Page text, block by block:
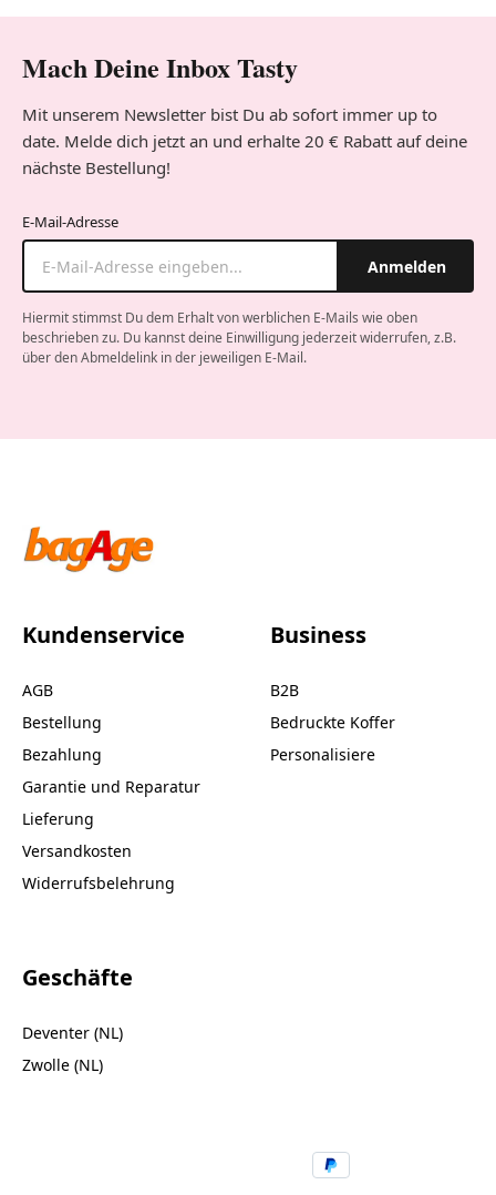
Mach Deine Inbox Tasty
Mit unserem Newsletter bist Du ab sofort immer up to
date. Melde dich jetzt an und erhalte 20 € Rabatt auf deine
nächste Bestellung!
E-Mail-Adresse
Anmelden
Hiermit stimmst Du dem Erhalt von werblichen E-Mails wie oben
beschrieben zu. Du kannst deine Einwilligung jederzeit widerrufen, z.B.
über den Abmeldelink in der jeweiligen E-Mail.
Kundenservice
AGB
Bestellung
Bezahlung
Garantie und Reparatur
Lieferung
Versandkosten
Widerrufsbelehrung
Business
B2B
Bedruckte Koffer
Personalisiere
Geschäfte
Deventer (NL)
Zwolle (NL)